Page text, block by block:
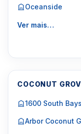
Oceanside
Ver mais…
COCONUT
1600 South
Arbor Coconut